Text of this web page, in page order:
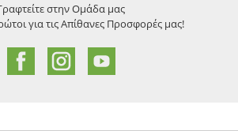
στην Ομάδα μας
για τις Απίθανες Προσφορές μας!